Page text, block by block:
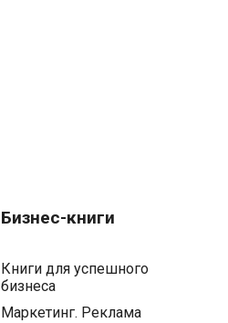
Бизнес-книги
Книги для успешного
бизнеса
Маркетинг. Реклама